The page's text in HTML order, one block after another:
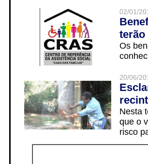
02/01/
terão
Os
20/06/
Nesta
que o
risco